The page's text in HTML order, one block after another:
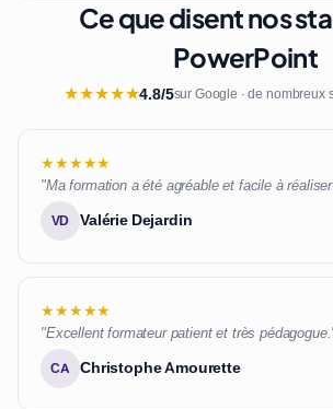
Ce que disent nos
PowerPoint
★★★★★4.8/5sur Google · de nombreux
★★★★★
"Ma formation a été agréable et facile à
VD Valérie Dejardin
★★★★★
"Excellent formateur patient et très
CA Christophe Amourette